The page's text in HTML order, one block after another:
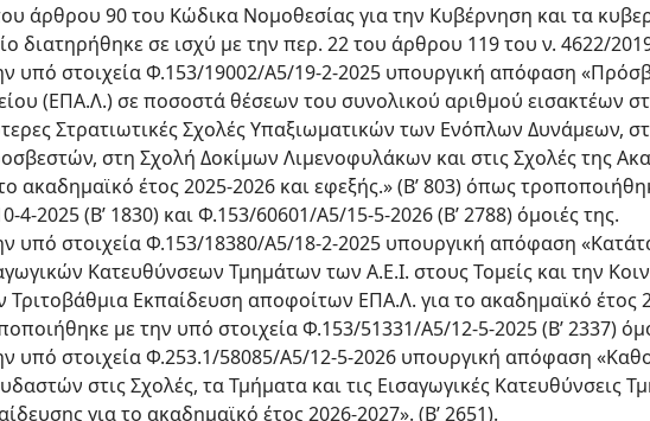
άρθρου 90 του Κώδικα Νομοθεσίας για την Κυβέρνηση και τα
διατηρήθηκε σε ισχύ με την περ. 22 του άρθρου 119 του ν. 4622/2019
υπό στοιχεία Φ.153/19002/Α5/19-2-2025 υπουργική απόφαση
(ΕΠΑ.Λ.) σε ποσοστά θέσεων του συνολικού αριθμού εισακτέων
Στρατιωτικές Σχολές Υπαξιωματικών των Ενόπλων Δυνάμεων,
στη Σχολή Δοκίμων Λιμενοφυλάκων και στις Σχολές της
ακαδημαϊκό έτος 2025-2026 και εφεξής.» (Β’ 803) όπως
4-2025 (Β’ 1830) και Φ.153/60601/Α5/15-5-2026 (Β’ 2788) όμοιές της.
υπό στοιχεία Φ.153/18380/Α5/18-2-2025 υπουργική απόφαση
Κατευθύνσεων Τμημάτων των Α.Ε.Ι. στους Τομείς και την
Τριτοβάθμια Εκπαίδευση αποφοίτων ΕΠΑ.Λ. για το ακαδημαϊκό έτος
με την υπό στοιχεία Φ.153/51331/Α5/12-5-2025 (Β’ 2337)
υπό στοιχεία Φ.253.1/58085/Α5/12-5-2026 υπουργική απόφαση
στις Σχολές, τα Τμήματα και τις Εισαγωγικές Κατευθύνσεις
για το ακαδημαϊκό έτος 2026-2027». (Β’ 2651).